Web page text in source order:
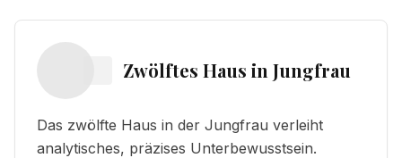
Zwölftes Haus in Jungfrau
Das zwölfte Haus in der Jungfrau verleiht
analytisches, präzises Unterbewusstsein.